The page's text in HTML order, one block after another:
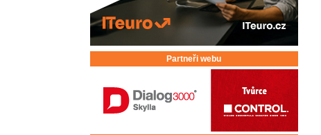
Partneři webu